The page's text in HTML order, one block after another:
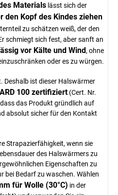
Materials lässt sich der
den Kopf des Kindes ziehen
zu schätzen weiß, der den
schmiegt sich fest, aber sanft an
vor Kälte und Wind, ohne
oder es zu würgen.
Deshalb ist dieser Halswärmer
100 zertifiziert(Cert. Nr.
das Produkt gründlich auf
absolut sicher für den Kontakt
Strapazierfähigkeit, wenn sie
des Halswärmers zu
Eigenschaften zu
bei Bedarf zu waschen. Wählen
für Wolle (30°C) in der